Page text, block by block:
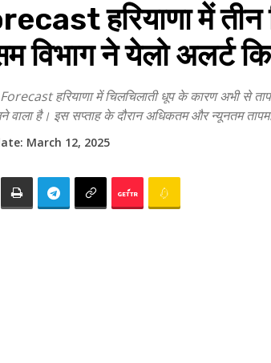
हरियाणा में तीन
विभाग ने येलो अलर्ट
हरियाणा में चिलचिलाती धूप के कारण अभी से
वाला है। इस सप्ताह के दौरान अधिकतम और न्यूनतम
March 12, 2025